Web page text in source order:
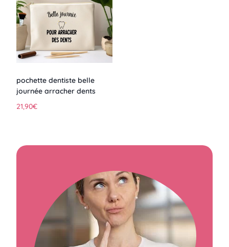
pochette dentiste belle
journée arracher dents
21,90€